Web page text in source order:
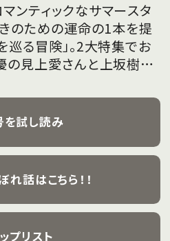
ンティックなサマースタ
きのための運命の1本を提
巡る冒険」。2大特集でお
の見上愛さんと上坂樹里
を試し読み
話はこちら！！
プリスト